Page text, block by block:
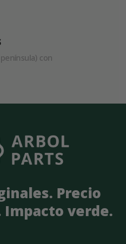
con
Precio
verde.